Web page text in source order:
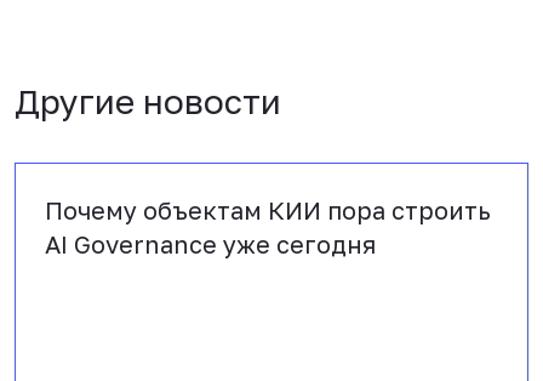
Другие новости
Почему объектам КИИ пора строить
AI Governance уже сегодня